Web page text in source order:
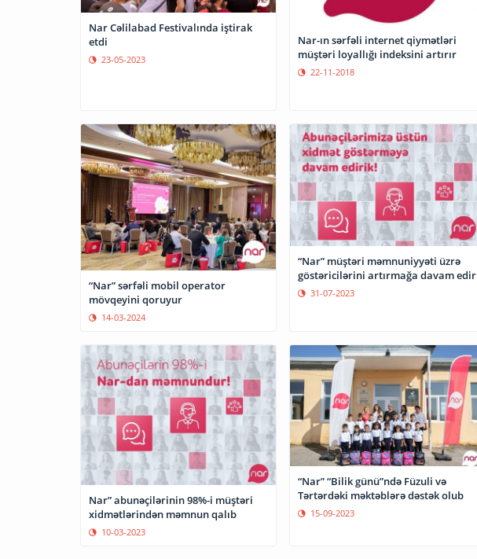
Nar Cəlilabad Festivalında iştirak
etdi
23-05-2023
Nar-ın sərfəli internet qiymətləri
müştəri loyallığı indeksini artırır
22-11-2018
“Nar” sərfəli mobil operator
mövqeyini qoruyur
14-03-2024
“Nar” müştəri məmnuniyyəti üzrə
göstəricilərini artırmağa davam edir
31-07-2023
Nar” abunəçilərinin 98%-i müştəri
xidmətlərindən məmnun qalıb
10-03-2023
“Nar” “Bilik günü”ndə Füzuli və
Tərtərdəki məktəblərə dəstək olub
15-09-2023